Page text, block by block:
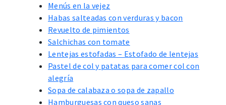
Menús en la vejez
Habas salteadas con verduras y bacon
Revuelto de pimientos
Salchichas con tomate
Lentejas estofadas – Estofado de lentejas
Pastel de col y patatas para comer col con
alegría
Sopa de calabaza o sopa de zapallo
Hamburguesas con queso sanas